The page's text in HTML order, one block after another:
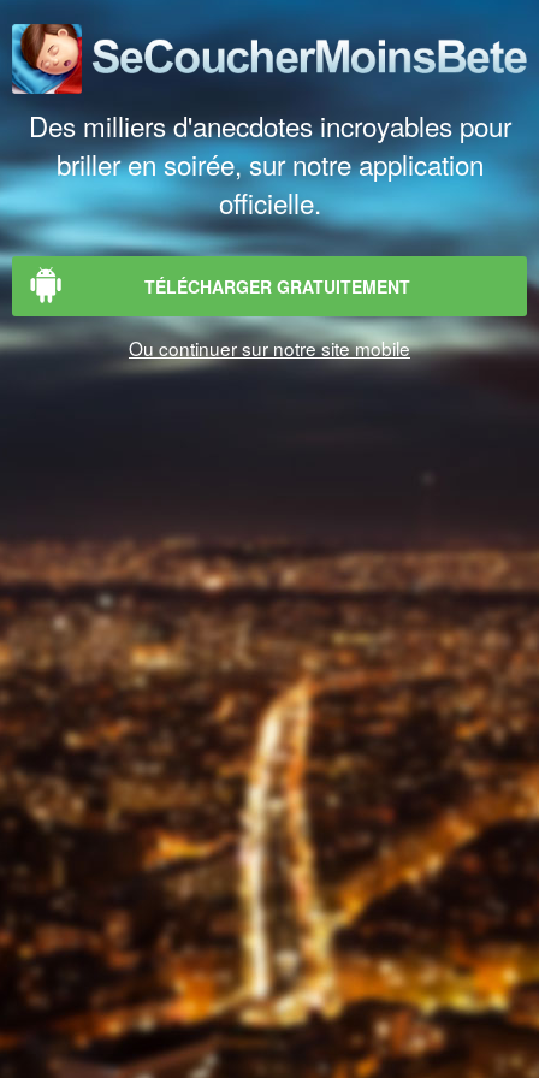
Des milliers d'anecdotes incroyables pour
briller en soirée, sur notre application
officielle.
TÉLÉCHARGER GRATUITEMENT
Ou continuer sur notre site mobile